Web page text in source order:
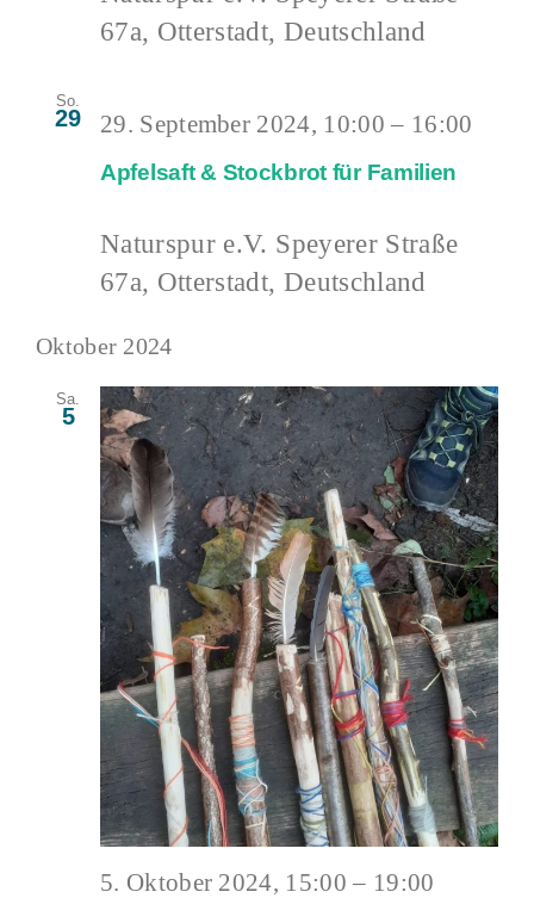
67a, Otterstadt, Deutschland
So.
29
Apfelsaft & Stockbrot für Familien
29. September 2024, 10:00 – 16:00
Naturspur e.V. Speyerer Straße
67a, Otterstadt, Deutschland
Oktober 2024
Sa.
5
5. Oktober 2024, 15:00 – 19:00